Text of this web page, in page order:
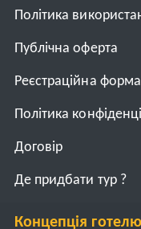
Політика
Публічна оферта
Реєстраційна
Політика
Договiр
Де придбати тур ?
Концепція готелю